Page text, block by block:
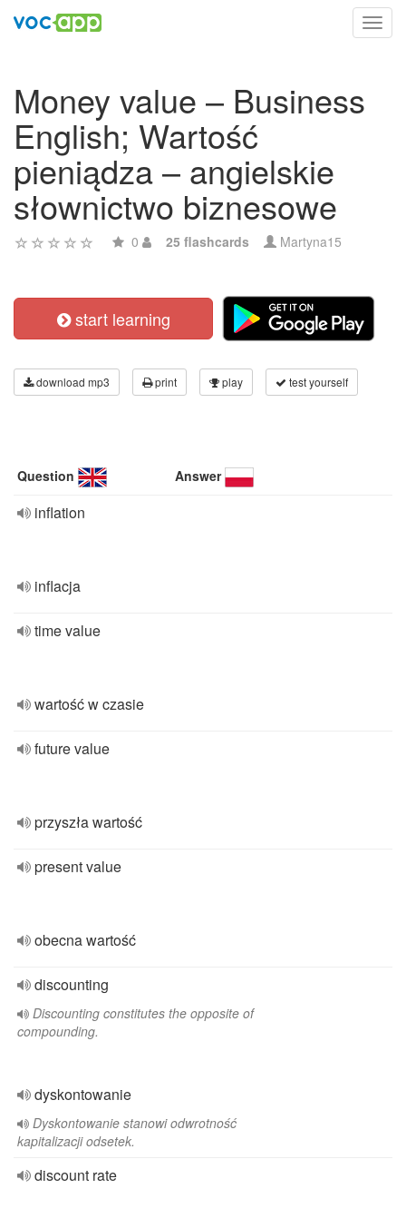
Money value – Business
English; Wartość
pieniądza – angielskie
słownictwo biznesowe
0 25 flashcards Martyna15
start learning
download mp3 print play test yourself
Question Answer
inflation
inflacja
time value
wartość w czasie
future value
przyszła wartość
present value
obecna wartość
discounting
Discounting constitutes the opposite of
compounding.
dyskontowanie
Dyskontowanie stanowi odwrotność
kapitalizacji odsetek.
discount rate